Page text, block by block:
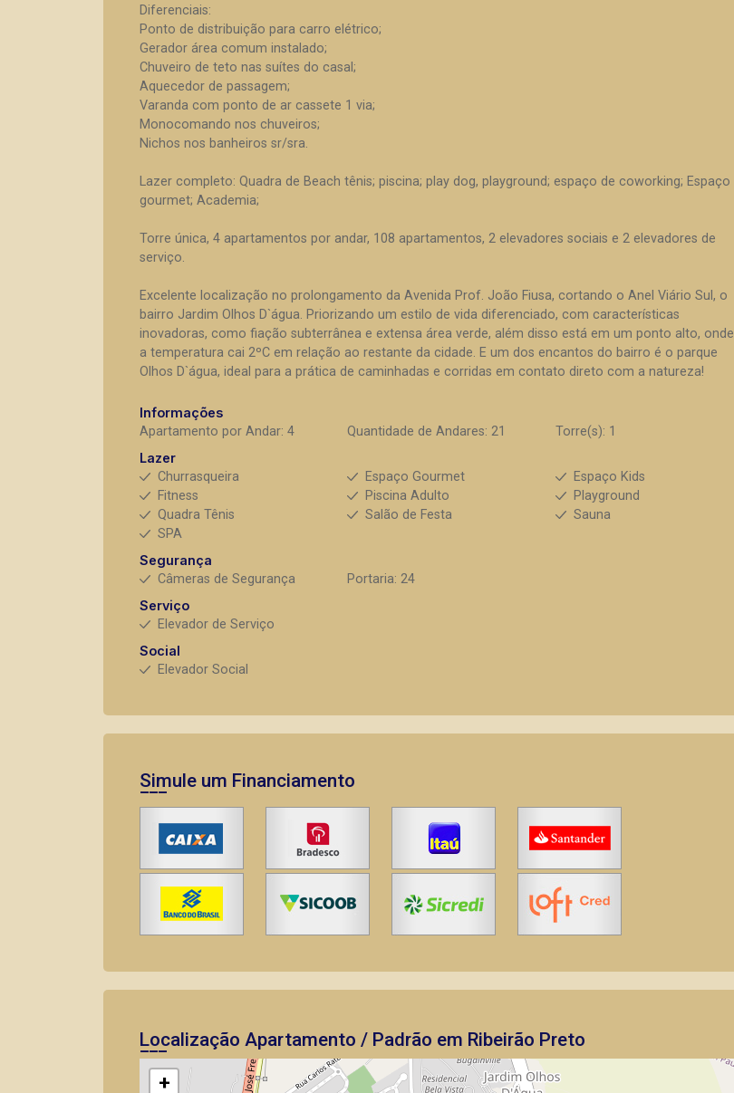
Diferenciais:
Ponto de distribuição para carro elétrico;
Gerador área comum instalado;
Chuveiro de teto nas suítes do casal;
Aquecedor de passagem;
Varanda com ponto de ar cassete 1 via;
Monocomando nos chuveiros;
Nichos nos banheiros sr/sra.
Lazer completo: Quadra de Beach tênis; piscina; play dog, playground; espaço de coworking; Espaço
gourmet; Academia;
Torre única, 4 apartamentos por andar, 108 apartamentos, 2 elevadores sociais e 2 elevadores de
serviço.
Excelente localização no prolongamento da Avenida Prof. João Fiusa, cortando o Anel Viário Sul, o
bairro Jardim Olhos D`água. Priorizando um estilo de vida diferenciado, com características
inovadoras, como fiação subterrânea e extensa área verde, além disso está em um ponto alto, onde
a temperatura cai 2ºC em relação ao restante da cidade. E um dos encantos do bairro é o parque
Olhos D`água, ideal para a prática de caminhadas e corridas em contato direto com a natureza!
Informações
Apartamento por Andar: 4
Quantidade de Andares: 21
Torre(s): 1
Lazer
Churrasqueira
Espaço Gourmet
Espaço Kids
Fitness
Piscina Adulto
Playground
Quadra Tênis
Salão de Festa
Sauna
SPA
Segurança
Câmeras de Segurança
Portaria: 24
Serviço
Elevador de Serviço
Social
Elevador Social
Simule um Financiamento
Localização Apartamento / Padrão em Ribeirão Preto
+